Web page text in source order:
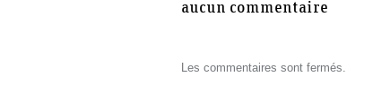
aucun commentaire
Les commentaires sont fermés.